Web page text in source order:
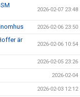
2026-02-07 23:48
2026-02-06 23:50
är
2026-02-06 10:54
2026-02-05 23:26
2026-02-04
2026-02-03 12:12